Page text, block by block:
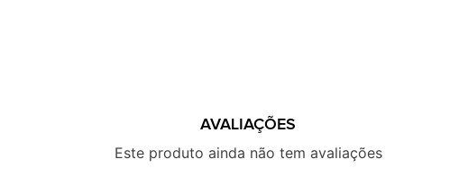
AVALIAÇÕES
Este produto ainda não tem avaliações